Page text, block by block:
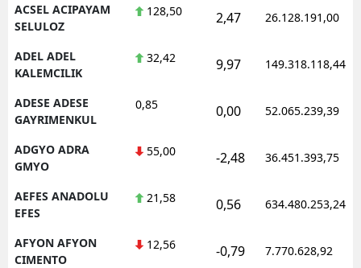
ACSEL ACIPAYAM
SELULOZ
128,50 2,47 26.128.191,00
ADEL ADEL
KALEMCILIK
32,42 9,97 149.318.118,44
ADESE ADESE
GAYRIMENKUL
0,85 0,00 52.065.239,39
ADGYO ADRA
GMYO
55,00 -2,48 36.451.393,75
AEFES ANADOLU
EFES
21,58 0,56 634.480.253,24
AFYON AFYON
CIMENTO
12,56 -0,79 7.770.628,92